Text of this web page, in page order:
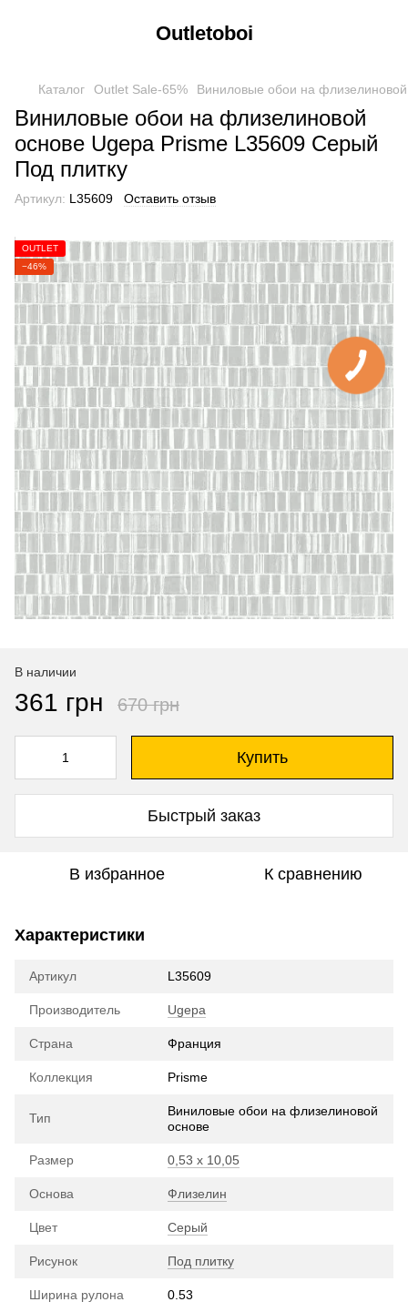
Outletoboi
Каталог Outlet Sale-65% Виниловые обои на
Виниловые обои на флизелиновой
основе Ugepa Prisme L35609 Серый
Под плитку
Артикул: L35609 Оставить отзыв
OUTLET
−46%
В наличии
361 грн 670 грн
Купить
Быстрый заказ
В избранное К сравнению
Характеристики
Артикул L35609
Производитель Ugepa
Страна Франция
Коллекция Prisme
Тип
Виниловые обои на флизелиновой
основе
Размер 0,53 х 10,05
Основа Флизелин
Цвет Серый
Рисунок Под плитку
Ширина рулона 0.53